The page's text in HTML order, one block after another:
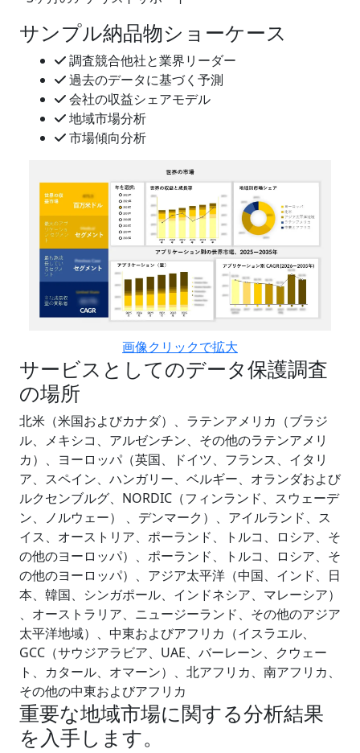
サンプル納品物ショーケース
調査競合他社と業界リーダー
過去のデータに基づく予測
会社の収益シェアモデル
地域市場分析
市場傾向分析
画像クリックで拡大
サービスとしてのデータ保護調査
の場所
北米（米国およびカナダ）、ラテンアメリカ（ブラジ
ル、メキシコ、アルゼンチン、その他のラテンアメリ
カ）、ヨーロッパ（英国、ドイツ、フランス、イタリ
ア、スペイン、ハンガリー、ベルギー、オランダおよび
ルクセンブルグ、NORDIC（フィンランド、スウェーデ
ン、ノルウェー） 、デンマーク）、アイルランド、ス
イス、オーストリア、ポーランド、トルコ、ロシア、そ
の他のヨーロッパ）、ポーランド、トルコ、ロシア、そ
の他のヨーロッパ）、アジア太平洋（中国、インド、日
本、韓国、シンガポール、インドネシア、マレーシア）
、オーストラリア、ニュージーランド、その他のアジア
太平洋地域）、中東およびアフリカ（イスラエル、
GCC（サウジアラビア、UAE、バーレーン、クウェー
ト、カタール、オマーン）、北アフリカ、南アフリカ、
その他の中東およびアフリカ
重要な地域市場に関する分析結果
を入手します。